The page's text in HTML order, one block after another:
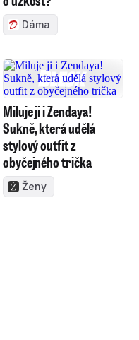
Dáma
Miluje ji i Zendaya!
Sukně, která udělá
stylový outfit z
obyčejného trička
Ženy